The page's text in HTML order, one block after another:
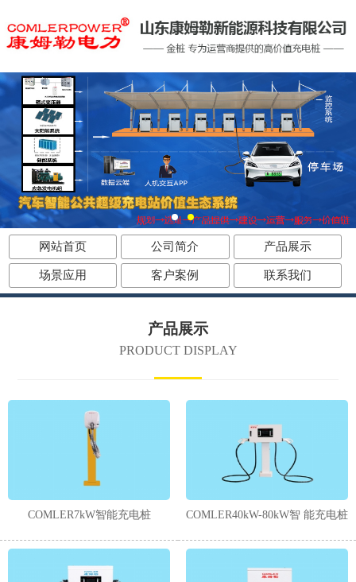
网站首页 公司简介 产品展示
场景应用 客户案例 联系我们
产品展示
PRODUCT DISPLAY
COMLER7kW智能充电桩 COMLER40kW-80kW智 能充电桩